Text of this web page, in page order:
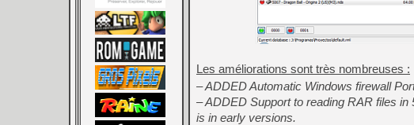
Les améliorations sont très nombreuses :
– ADDED Automatic Windows firewall
– ADDED Support to reading RAR files
is in early versions.